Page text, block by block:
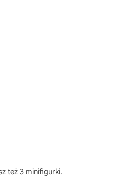
też 3 minifigurki.